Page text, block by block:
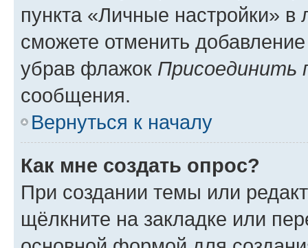
пункта «Личные настройки»
сможете отменить
убрав флажок Присоединить
сообщения.
Вернуться к началу
Как мне создать опрос?
При создании темы или
щёлкните на закладке или